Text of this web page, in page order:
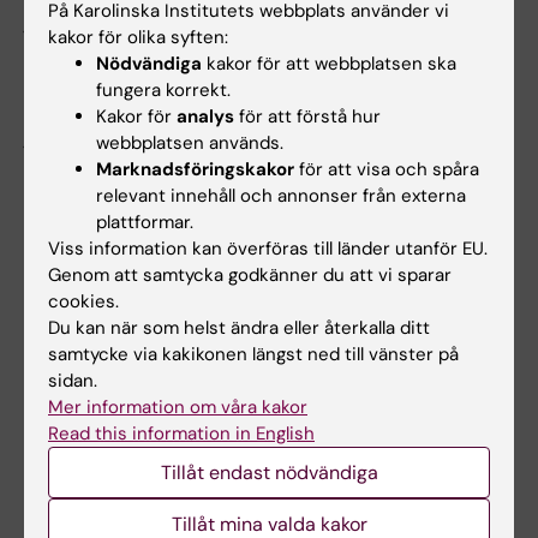
januari. Anmälan görs senast två veckor
innan tillmonica.hagbok@ki.se .
Muntlig examination:
Fredagen den 15
januari. Anmälan görsmonica.hagbok@ki.se
för de studenter som läst i Huddinge.
Rest-examinationer 2026
Rest-skriftlig tentamen:Torsdag den 20
augusti, 5 timmar utan rast. Matsäck får tas
med. Anmälan görs senast 10 dagar innan via
Ladok.
Rest-praktiskt prov:Fredag den 21 augusti
på Huddinge. Anmälan görs senast 21 juni
monica.hagbok@ki.se.
På Karolinska Institutets webbplats använder vi
kakor för olika syften:
Nödvändiga kakor för att webbplatsen ska
fungera korrekt.
Kakor för analys för att förstå hur
webbplatsen används.
Marknadsföringskakor för att visa och spåra
relevant innehåll och annonser från externa
plattformar.
Viss information kan överföras till länder utanför EU.
Genom att samtycka godkänner du att vi sparar
cookies.
Du kan när som helst ändra eller återkalla ditt
samtycke via kakikonen längst ned till vänster på
sidan.
Mer information om våra kakor
Read this information in English
Tillåt endast nödvändiga
Tillåt mina valda kakor